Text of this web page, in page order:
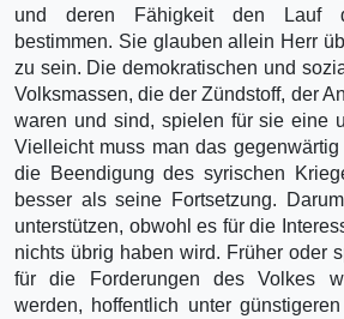
und deren Fähigkeit den Lauf
bestimmen. Sie glauben allein Herr
zu sein. Die demokratischen und
Volksmassen, die der Zündstoff, der
waren und sind, spielen für sie eine
Vielleicht muss man das
die Beendigung des syrischen
besser als seine Fortsetzung.
unterstützen, obwohl es für die
nichts übrig haben wird. Früher oder
für die Forderungen des Volkes
werden, hoffentlich unter